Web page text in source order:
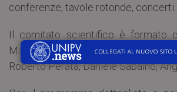
conferenze, tavole rotonde, concerti.
Il comitato scientifico è formato
Massimiliano Guido, Sandra
Roberto Perata, Daniele Sabaino,